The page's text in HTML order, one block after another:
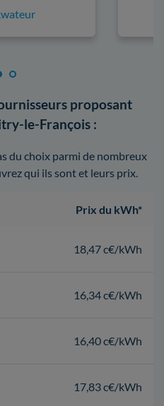
proposant
le-François :
du choix parmi de nombreux
qui ils sont et leurs prix.
Prix du kWh*
18,47 c€/kWh
16,34 c€/kWh
16,40 c€/kWh
17,83 c€/kWh